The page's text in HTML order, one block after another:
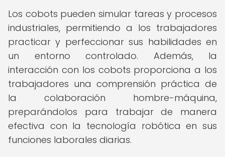
Los cobots pueden simular tareas y procesos
industriales, permitiendo a los trabajadores
practicar y perfeccionar sus habilidades en
un entorno controlado. Además, la
interacción con los cobots proporciona a los
trabajadores una comprensión práctica de
la colaboración hombre-máquina,
preparándolos para trabajar de manera
efectiva con la tecnología robótica en sus
funciones laborales diarias.